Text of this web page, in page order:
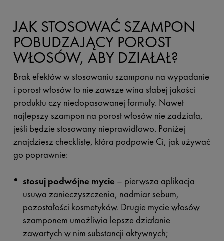
JAK STOSOWAĆ SZAMPON
POBUDZAJĄCY POROST
WŁOSÓW, ABY DZIAŁAŁ?
Brak efektów w stosowaniu szamponu na wypadanie
i porost włosów to nie zawsze wina słabej jakości
produktu czy niedopasowanej formuły. Nawet
najlepszy szampon na porost włosów nie zadziała,
jeśli będzie stosowany nieprawidłowo. Poniżej
znajdziesz checklistę, która podpowie Ci, jak używać
go poprawnie:
stosuj podwójne mycie – pierwsza aplikacja
usuwa zanieczyszczenia, nadmiar sebum,
pozostałości kosmetyków. Drugie mycie włosów
szamponem umożliwia lepsze działanie
zawartych w nim substancji aktywnych;